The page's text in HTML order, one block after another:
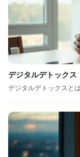
デジタルデトック
デジタルデトックスと